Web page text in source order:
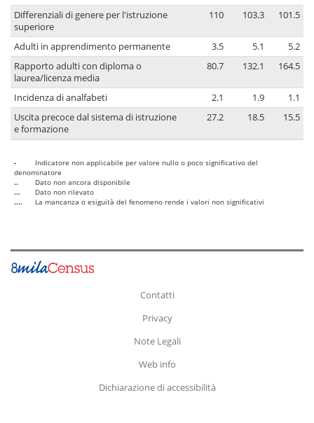
Differenziali di genere per l'istruzione
superiore
110 103.3 101.5
Adulti in apprendimento permanente 3.5 5.1
5.2
Rapporto adulti con diploma o
laurea/licenza media
80.7 132.1 164.5
Incidenza di analfabeti 2.1 1.9
1.1
Uscita precoce dal sistema di istruzione
e formazione
27.2 18.5 15.5
-
Indicatore non applicabile per valore nullo o poco significativo del
denominatore
..
Dato non ancora disponibile
...
Dato non rilevato
....
La mancanza o esiguità del fenomeno rende i valori non significativi
Contatti
Privacy
Note Legali
Web info
Dichiarazione di accessibilità